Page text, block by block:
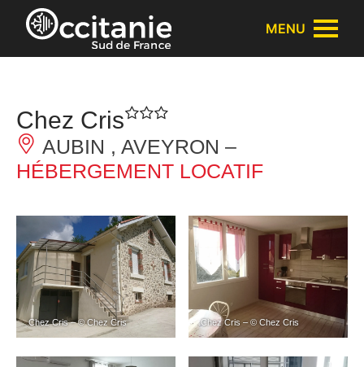
Panneau de gestion des cookies
MENU
Chez Cris
AUBIN , AVEYRON –
HÉBERGEMENT LOCATIF
Chez Cris – © Chez Cris Chez Cris – © Chez Cris